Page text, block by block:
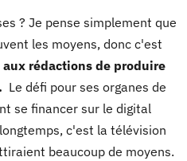
? Je pense simplement que
les moyens, donc c'est
rédactions de produire
Le défi pour ses organes de
se financer sur le digital
c'est la télévision
beaucoup de moyens.